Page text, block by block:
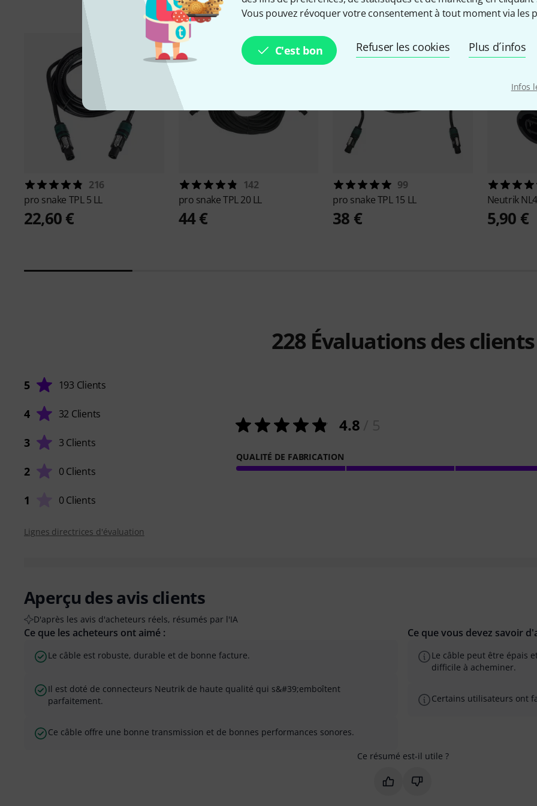
Vous pouvez révoquer votre consentement à tout moment via les
C'est bon Refuser les cookies Plus d´infos
Infos
216
pro snake TPL 5 LL
22,60 €
142
pro snakeTPL 20 LL
44 €
99
pro snakeTPL 15 LL
38 €
Neutrik
5,90 €
228 Évaluations des clients
5 193 Clients
4 32 Clients
3 3 Clients
2 0 Clients
1 0 Clients
4.8
QUALITÉ DE FABRICATION
Lignes directrices d'évaluation
Aperçu des avis clients
D'après les avis d'acheteurs réels, résumés par l'IA
Ce que les acheteurs ont aimé :
Le câble est robuste, durable et de bonne facture.
Il est doté de connecteurs Neutrik de haute qualité qui s&#39;emboîtent
parfaitement.
Ce câble offre une bonne transmission et de bonnes performances sonores.
Ce que vous devez savoir
Le câble peut être épais
difficile à acheminer.
Certains utilisateurs ont
Ce résumé est-il utile ?
Marquer ce résumé comme utile
Marquer ce résumé